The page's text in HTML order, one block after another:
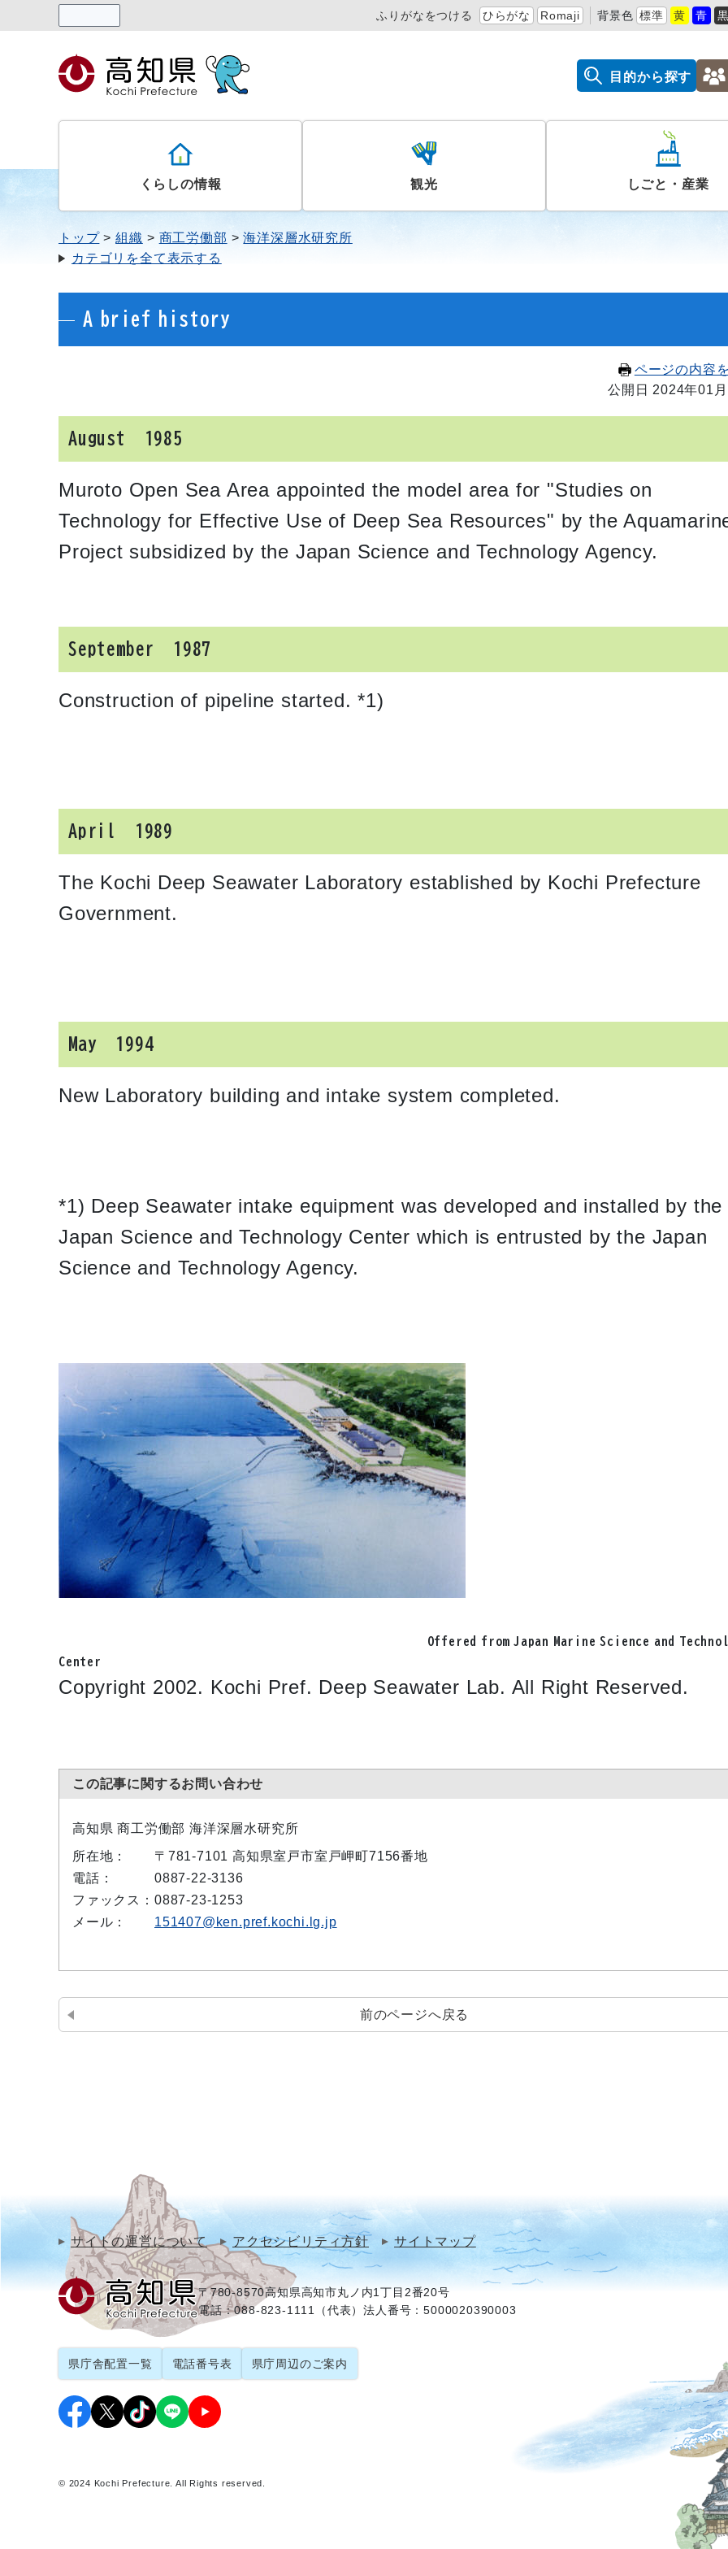
ふりがなをつける ひらがな Romaji 背景色 標準 黄 青
目的から探す
くらしの情報 観光 しごと・産業
トップ 組織 商工労働部
海洋深層水研究所
カテゴリを全て表示する
A brief history
ページの内容
公開日 2024年01
August 1985
Muroto Open Sea Area appointed the model area for "Studies on
Technology for Effective Use of Deep Sea Resources" by the
Project subsidized by the Japan Science and Technology Agency.
September 1987
Construction of pipeline started. *1)
April 1989
The Kochi Deep Seawater Laboratory established by Kochi Prefecture
Government.
May 1994
New Laboratory building and intake system completed.
*1) Deep Seawater intake equipment was developed and installed by the
Japan Science and Technology Center which is entrusted by the Japan
Science and Technology Agency.
Offered from Japan Marine Science and
Center
Copyright 2002. Kochi Pref. Deep Seawater Lab. All Right Reserved.
この記事に関するお問い合わせ
高知県 商工労働部 海洋深層水研究所
所在地：
〒781-7101 高知県室戸市室戸岬町7156番地
電話：
0887-22-3136
ファックス： 0887-23-1253
メール：
151407@ken.pref.kochi.lg.jp
前のページへ戻る
サイトの運営について アクセシビリティ方針 サイトマップ
〒780-8570高知県高知市丸ノ内1丁目2番20号
電話：088-823-1111（代表）法人番号：5000020390003
県庁舎配置一覧 電話番号表 県庁周辺のご案内
© 2024 Kochi Prefecture. All Rights reserved.